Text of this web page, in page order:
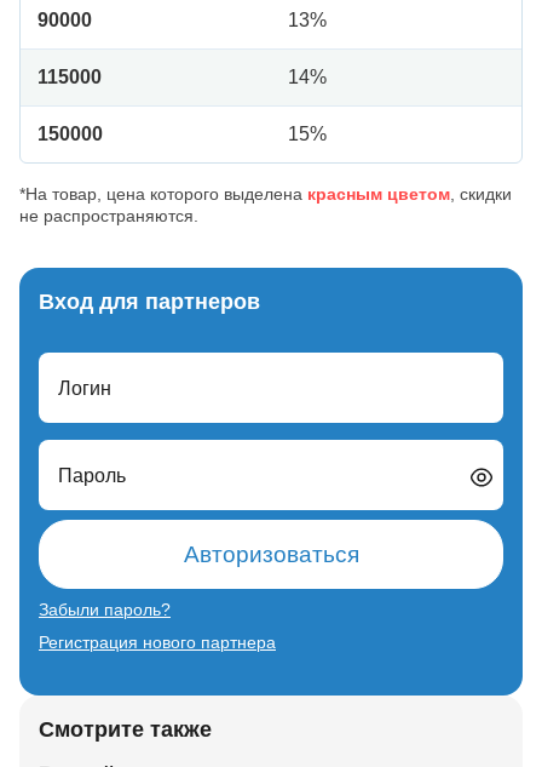
90000 13%
115000 14%
150000 15%
*На товар, цена которого выделена красным цветом , скидки
не распространяются.
Вход для партнеров
Логин
Пароль
Авторизоваться
Забыли пароль?
Регистрация нового партнера
Смотрите также